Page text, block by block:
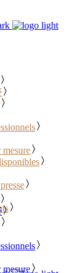
mesure
mesure